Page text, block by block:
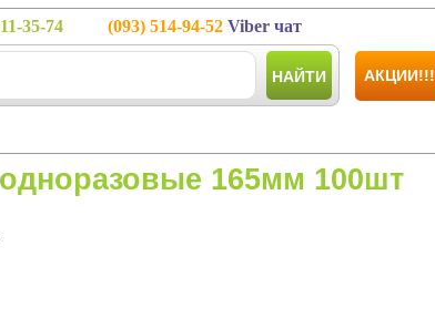
35-74 (093) 514-94-52 Viber чат
НАЙТИ АКЦИИ!!!
165мм 100шт